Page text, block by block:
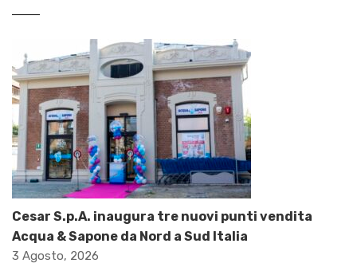
Cesar S.p.A. inaugura tre nuovi punti vendita
Acqua & Sapone da Nord a Sud Italia
3 Agosto, 2026